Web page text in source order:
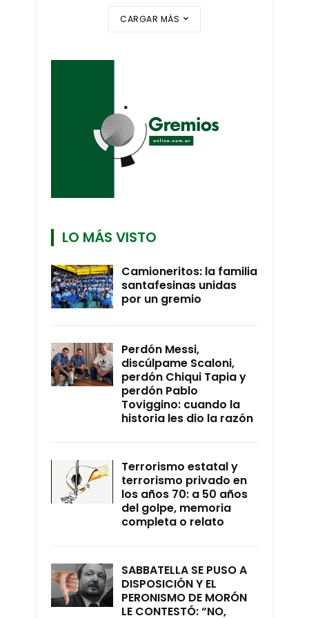
CARGAR MÁS
LO MÁS VISTO
Camioneritos: la familia
santafesinas unidas
por un gremio
Perdón Messi,
discúlpame Scaloni,
perdón Chiqui Tapia y
perdón Pablo
Toviggino: cuando la
historia les dio la razón
Terrorismo estatal y
terrorismo privado en
los años 70: a 50 años
del golpe, memoria
completa o relato
SABBATELLA SE PUSO A
DISPOSICIÓN Y EL
PERONISMO DE MORÓN
LE CONTESTÓ: “NO,